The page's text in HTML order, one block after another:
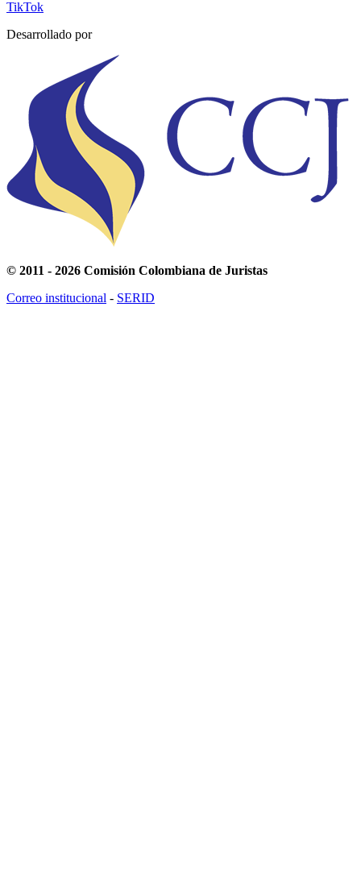
TikTok
Desarrollado por
© 2011 - 2026 Comisión Colombiana de Juristas
Correo institucional - SERID